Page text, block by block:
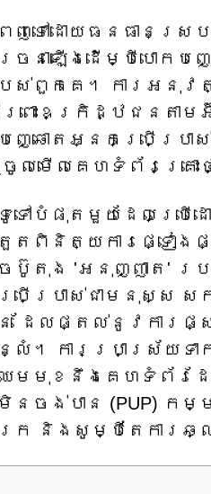
ញទៅដោយធនធានស្រ
ចនាឡើងដើម្បីបោក
ស់ពួកគេ។ ការអនុ
ព្រោះឧក្រិដ្ឋជនតា
បញ្ឆោតអ្នកប្រើប្រ
មើលគេហទំព័រគ្រោះ
ៅបំផុតមួយដែលប្រើដ
ពិនិត្យការផ្ទៀងផ្ទា
ប៊ូតុង 'អនុញ្ញាត'
រើប្រាស់ជាមនុស្ស ស
ន ដែលផ្តល់នូវការ
។ ការប្រាស្រ័យទា
មមុខនឹងគេហទំព័រដ
នចង់បាន (PUP)
និងសូម្បីតែការឆ្លង